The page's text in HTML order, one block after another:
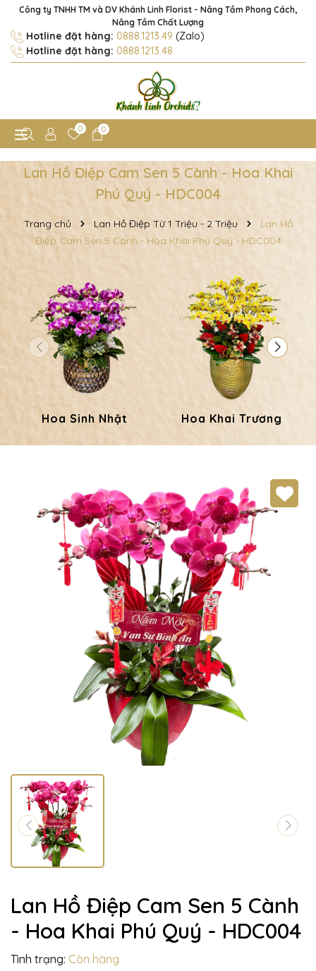
Công ty TNHH TM và DV Khánh Linh Florist - Nâng Tầm Phong Cách,
Nâng Tầm Chất Lượng
Hotline đặt hàng: 0888.1213.49 (Zalo)
Hotline đặt hàng: 0888.1213.48
0 0
Lan Hồ Điệp Cam Sen 5 Cành - Hoa Khai
Phú Quý - HDC004
Trang chủ Lan Hồ Điệp Từ 1 Triệu - 2 Triệu
Lan Hồ
Điệp Cam Sen 5 Cành - Hoa Khai Phú Quý - HDC004
Hoa Sinh Nhật Hoa Khai Trương
Lan Hồ Điệp Cam Sen 5 Cành
- Hoa Khai Phú Quý - HDC004
Tình trạng: Còn hàng